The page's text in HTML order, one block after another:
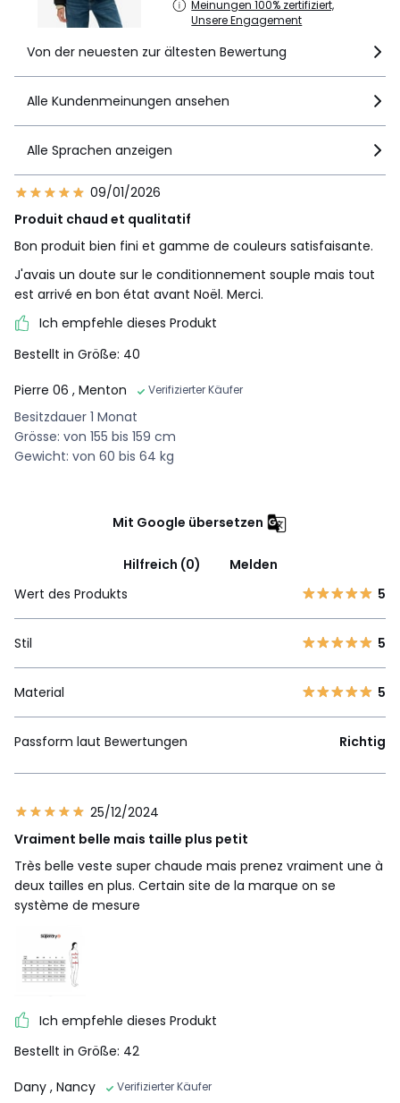
Meinungen 100% zertifiziert,
Unsere Engagement
Von der neuesten zur ältesten Bewertung
Alle Kundenmeinungen ansehen
Alle Sprachen anzeigen
09/01/2026
Produit chaud et qualitatif
Bon produit bien fini et gamme de couleurs satisfaisante.
J'avais un doute sur le conditionnement souple mais tout
est arrivé en bon état avant Noël. Merci.
Ich empfehle dieses Produkt
Bestellt in Größe: 40
Pierre 06 , Menton Verifizierter Käufer
Besitzdauer 1 Monat
Grösse: von 155 bis 159 cm
Gewicht: von 60 bis 64 kg
Mit Google übersetzen
Hilfreich (0)
Melden
Wert des Produkts
5
Stil 5
Material 5
Passform laut Bewertungen Richtig
25/12/2024
Vraiment belle mais taille plus petit
Très belle veste super chaude mais prenez vraiment une à
deux tailles en plus. Certain site de la marque on se
système de mesure
Ich empfehle dieses Produkt
Bestellt in Größe: 42
Dany , Nancy Verifizierter Käufer